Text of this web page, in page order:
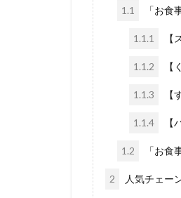
1.1 「お食
1.1.1 【
1.1.2 【
1.1.3 【
1.1.4 【
1.2 「お食
2 人気チェー